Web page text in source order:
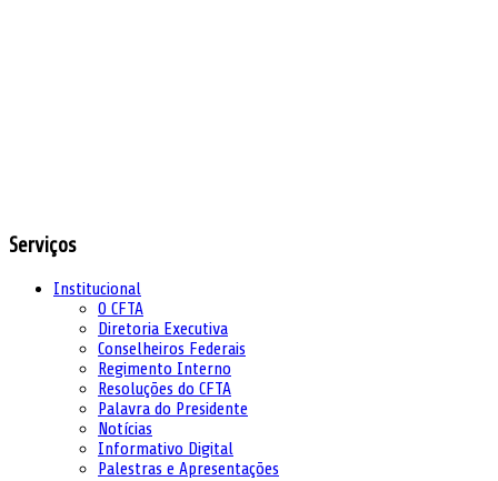
Serviços
Institucional
O CFTA
Diretoria Executiva
Conselheiros Federais
Regimento Interno
Resoluções do CFTA
Palavra do Presidente
Notícias
Informativo Digital
Palestras e Apresentações